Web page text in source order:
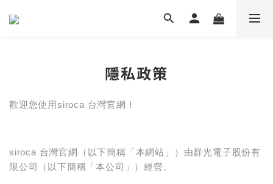
隱私政策
歡迎您使用siroca 台灣官網！
siroca 台灣官網（以下簡稱「本網站」）由群光電子股份有
限公司（以下簡稱「本公司」）經營。